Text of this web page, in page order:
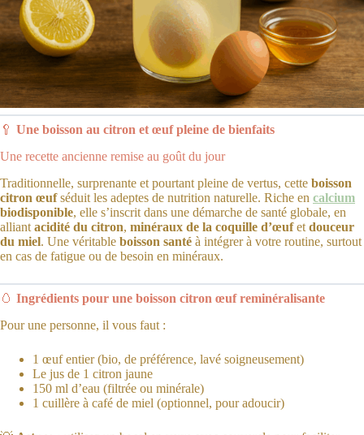
🥄 Une boisson au citron et œuf pleine de bienfaits
Une recette ancienne remise au goût du jour
Traditionnelle, surprenante et pourtant pleine de vertus, cette boisson
citron œufséduit les adeptes de nutrition naturelle. Riche en calcium
biodisponible, elle s’inscrit dans une démarche de santé globale, en
alliant acidité du citron, minéraux de la coquille d’œufet douceur
du miel. Une véritable boisson santé à intégrer à votre routine, surtout
en cas de fatigue ou de besoin en minéraux.
🥚 Ingrédients pour une boisson citron œuf reminéralisante
Pour une personne, il vous faut :
1 œuf entier (bio, de préférence, lavé soigneusement)
Le jus de 1 citron jaune
150 ml d’eau (filtrée ou minérale)
1 cuillère à café de miel (optionnel, pour adoucir)